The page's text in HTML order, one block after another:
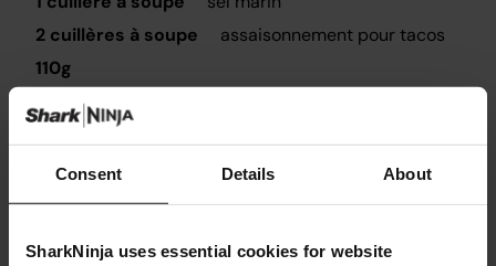
Consent Details About
SharkNinja uses essential cookies for website
2 cuillères à soupe
assaisonnement pour tacos
110g
GARNITURES
Guacamole
Oignons de printemps, émincés